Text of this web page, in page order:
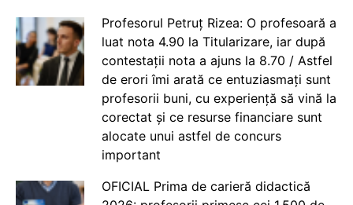
Profesorul Petruț Rizea: O profesoară a
luat nota 4.90 la Titularizare, iar după
contestații nota a ajuns la 8.70 / Astfel
de erori îmi arată ce entuziasmați sunt
profesorii buni, cu experiență să vină la
corectat și ce resurse financiare sunt
alocate unui astfel de concurs
important
OFICIAL Prima de carieră didactică